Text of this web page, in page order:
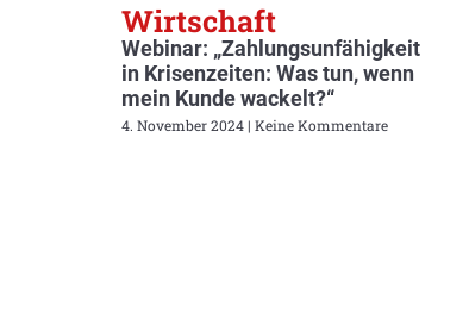
Wirtschaft
Webinar: „Zahlungsunfähigkeit
in Krisenzeiten: Was tun, wenn
mein Kunde wackelt?“
4. November 2024 Keine Kommentare